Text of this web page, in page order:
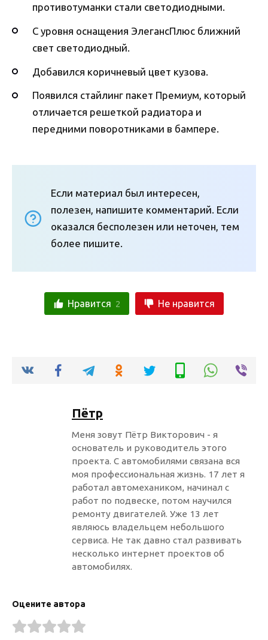
противотуманки стали светодиодными.
С уровня оснащения ЭлегансПлюс ближний
свет светодиодный.
Добавился коричневый цвет кузова.
Появился стайлинг пакет Премиум, который
отличается решеткой радиатора и
передними поворотниками в бампере.
Если материал был интересен,
полезен, напишите комментарий. Если
оказался бесполезен или неточен, тем
более пишите.
Нравится 2 Не нравится
Пётр
Меня зовут Пётр Викторович - я
основатель и руководитель этого
проекта. С автомобилями связана вся
моя профессиональная жизнь. 17 лет я
работал автомехаником, начинал с
работ по подвеске, потом научился
ремонту двигателей. Уже 13 лет
являюсь владельцем небольшого
сервиса. Не так давно стал развивать
несколько интернет проектов об
автомобилях.
Оцените автора